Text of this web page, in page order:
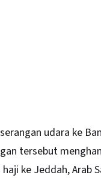
udara ke
tersebut
ke Jeddah, Arab